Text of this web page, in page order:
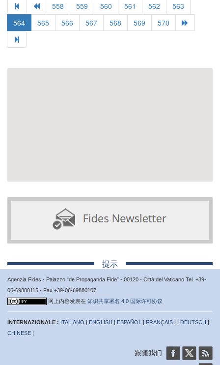
558 559 560 561 562
563
564
565 566 567 568 569 570
提示
Agenzia Fides - Palazzo “de Propaganda Fide” - 00120 - Città del Vaticano Tel. +39-
06-69880115 - Fax +39-06-69880107
网上内容发表在 知识共享署名 4.0 国际许可协议
INTERNAZIONALE : ITALIANO | ENGLISH | ESPAÑOL | FRANÇAIS | | DEUTSCH |
CHINESE |
跟随我们: